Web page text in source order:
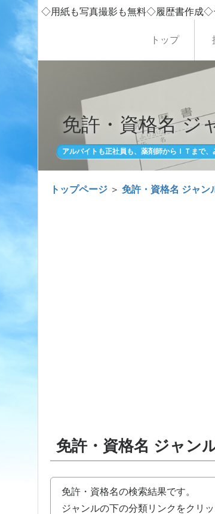
◇用紙も写真撮影も無料◇履歴書作成
トップ
免許・資格名 ジ
アルバイトも正社員も、薬剤師からＩＴまで
トップページ ＞ 免許・資格名 ジャン
免許・資格名 ジャン
免許・資格名の検索結果です。
ジャンルの下の分類リンクをクリ